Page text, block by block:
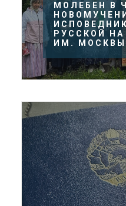
МОЛЕБЕН В
РУССКОЙ НА
ИМ. МОСКВЫ